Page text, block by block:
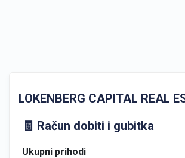
LOKENBERG CAPITAL REAL
🧾 Račun dobiti i gubitka
Ukupni prihodi